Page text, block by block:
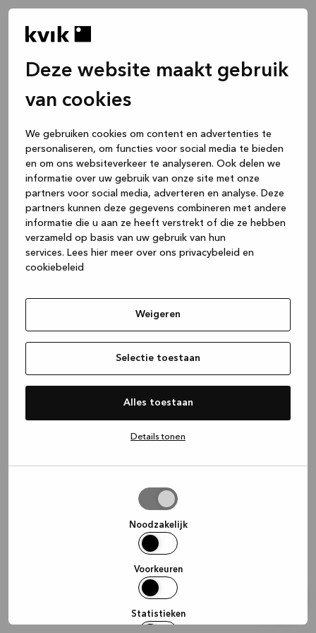
Deze website maakt gebruik
van cookies
We gebruiken cookies om content en advertenties te
personaliseren, om functies voor social media te bieden
en om ons websiteverkeer te analyseren. Ook delen we
informatie over uw gebruik van onze site met onze
partners voor social media, adverteren en analyse. Deze
partners kunnen deze gegevens combineren met andere
informatie die u aan ze heeft verstrekt of die ze hebben
verzameld op basis van uw gebruik van hun
services. Lees hier meer over ons privacybeleid en
cookiebeleid
Weigeren
Selectie toestaan
Alles toestaan
Details tonen
Noodzakelijk
Voorkeuren
Statistieken
(see the browser console for more
information).